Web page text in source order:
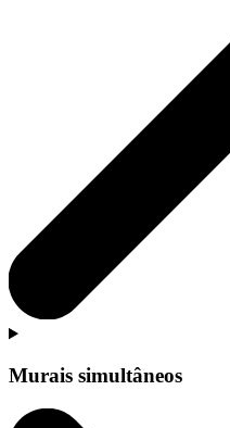
Murais simultâneos